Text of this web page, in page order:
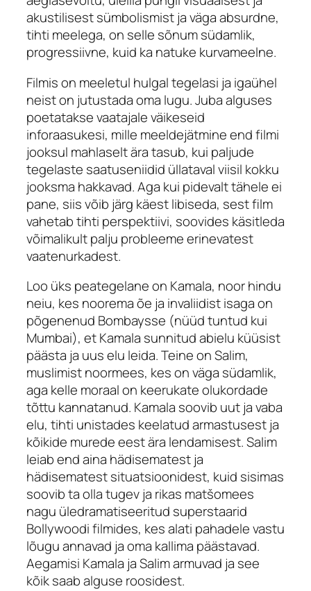
akustilisest sümbolismist ja väga absurdne,
tihti meelega, on selle sõnum südamlik,
progressiivne, kuid ka natuke kurvameelne.
Filmis on meeletul hulgal tegelasi ja igaühel
neist on jutustada oma lugu. Juba alguses
poetatakse vaatajale väikeseid
inforaasukesi, mille meeldejätmine end filmi
jooksul mahlaselt ära tasub, kui paljude
tegelaste saatuseniidid üllataval viisil kokku
jooksma hakkavad. Aga kui pidevalt tähele ei
pane, siis võib järg käest libiseda, sest film
vahetab tihti perspektiivi, soovides käsitleda
võimalikult palju probleeme erinevatest
vaatenurkadest.
Loo üks peategelane on Kamala, noor hindu
neiu, kes noorema õe ja invaliidist isaga on
põgenenud Bombaysse (nüüd tuntud kui
Mumbai), et Kamala sunnitud abielu küüsist
päästa ja uus elu leida. Teine on Salim,
muslimist noormees, kes on väga südamlik,
aga kelle moraal on keerukate olukordade
tõttu kannatanud. Kamala soovib uut ja vaba
elu, tihti unistades keelatud armastusest ja
kõikide murede eest ära lendamisest. Salim
leiab end aina hädisematest ja
hädisematest situatsioonidest, kuid sisimas
soovib ta olla tugev ja rikas matšomees
nagu üledramatiseeritud superstaarid
Bollywoodi filmides, kes alati pahadele vastu
lõugu annavad ja oma kallima päästavad.
Aegamisi Kamala ja Salim armuvad ja see
kõik saab alguse roosidest.